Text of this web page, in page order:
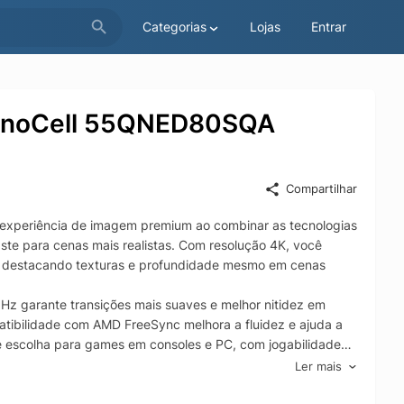
Categorias Lojas Entrar
55QNED80SQA
Compartilhar
de imagem premium ao combinar as tecnologias
para cenas mais realistas. Com resolução 4K, você
texturas e profundidade mesmo em cenas
garante transições mais suaves e melhor nitidez em
com AMD FreeSync melhora a fluidez e ajuda a
para games em consoles e PC, com jogabilidade
TV e dispositivos compatíveis, integrando a casa
Ler mais